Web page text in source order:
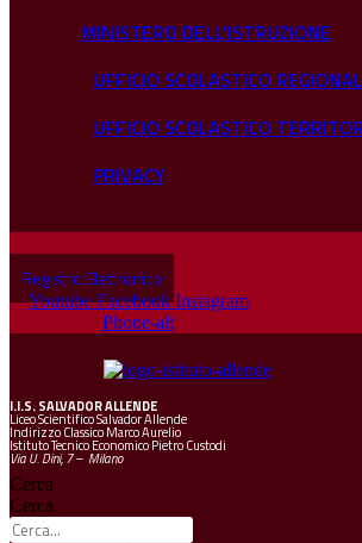
MINISTERO DELL'ISTRUZIONE
UFFICIO SCOLASTICO
UFFICIO SCOLASTICO
PRIVACY
Registro Elettronico
Youtube Facebook Instagram
Phone-alt
I.I.S.SALVADOR ALLENDE
Liceo Scientifico Salvador Allende
Indirizzo Classico Marco Aurelio
Istituto Tecnico Economico Pietro Custodi
Via U. Dini, 7 – Milano
Cerca
Cerca